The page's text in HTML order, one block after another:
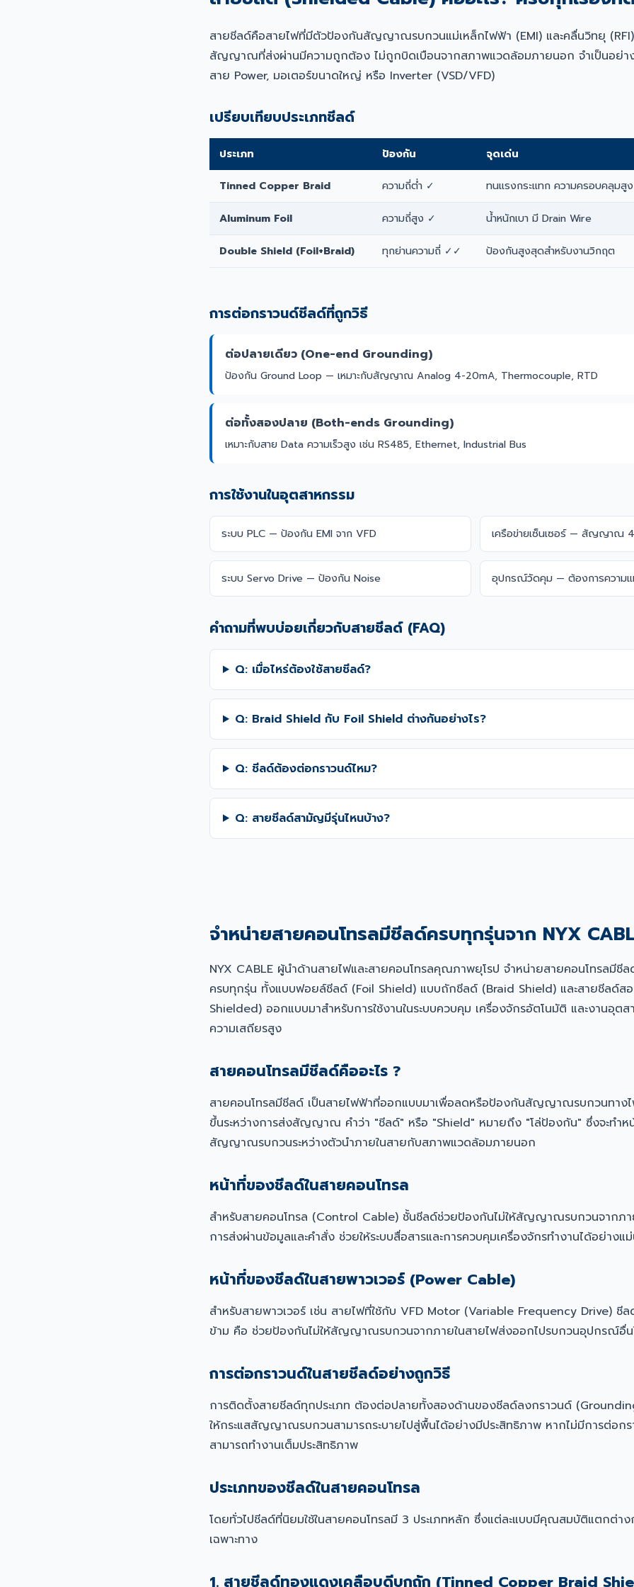
สายชีลด์คือสายไฟที่มีตัวป้องกันสัญญาณรบกวนแม่เหล็กไฟฟ้า (EMI) และคลื่นวิทยุ
สัญญาณที่ส่งผ่านมีความถูกต้อง ไม่ถูกบิดเบือนจากสภาพแวดล้อมภายนอก จำเป็นอย่า
สาย Power, มอเตอร์ขนาดใหญ่ หรือ Inverter (VSD/VFD)
เปรียบเทียบประเภทชีลด์
ประเภท ป้องกัน จุดเด่น
Tinned Copper Braid ความถี่ต่ำ ✓ ทนแรงกระแทก ความครอบคลุมสูง
Aluminum Foil ความถี่สูง ✓ น้ำหนักเบา มี Drain Wire
Double Shield (Foil+Braid) ทุกย่านความถี่ ✓✓ ป้องกันสูงสุดสำหรับงานวิกฤต
การต่อกราวนด์ชีลด์ที่ถูกวิธี
ต่อปลายเดียว (One-end Grounding)
ป้องกัน Ground Loop — เหมาะกับสัญญาณ Analog 4-20mA, Thermocouple, RTD
ต่อทั้งสองปลาย (Both-ends Grounding)
เหมาะกับสาย Data ความเร็วสูง เช่น RS485, Ethernet, Industrial Bus
การใช้งานในอุตสาหกรรม
ระบบ PLC — ป้องกัน EMI จาก VFD เครือข่ายเซ็นเซอร์ — สัญญาณ
ระบบ Servo Drive — ป้องกัน Noise อุปกรณ์วัดคุม — ต้องการความ
คำถามที่พบบ่อยเกี่ยวกับสายชีลด์ (FAQ)
Q: เมื่อไหร่ต้องใช้สายชีลด์?
Q: Braid Shield กับ Foil Shield ต่างกันอย่างไร?
Q: ชีลด์ต้องต่อกราวนด์ไหม?
Q: สายชีลด์สามัญมีรุ่นไหนบ้าง?
จำหน่ายสายคอนโทรลมีชีลด์ครบทุกรุ่นจาก NYX
NYX CABLE ผู้นำด้านสายไฟและสายคอนโทรลคุณภาพยุโรป จำหน่ายสายคอนโทรลมีชี
ครบทุกรุ่น ทั้งแบบฟอยล์ชีลด์ (Foil Shield) แบบถักชีลด์ (Braid Shield) และสายชีลด์ส
Shielded) ออกแบบมาสำหรับการใช้งานในระบบควบคุม เครื่องจักรอัตโนมัติ และงานอุต
ความเสถียรสูง
สายคอนโทรลมีชีลด์คืออะไร ?
สายคอนโทรลมีชีลด์ เป็นสายไฟฟ้าที่ออกแบบมาเพื่อลดหรือป้องกันสัญญาณรบกวนทางไ
ขึ้นระหว่างการส่งสัญญาณ คำว่า "ชีลด์" หรือ "Shield" หมายถึง "โล่ป้องกัน" ซึ่งจะทำห
สัญญาณรบกวนระหว่างตัวนำภายในสายกับสภาพแวดล้อมภายนอก
หน้าที่ของชีลด์ในสายคอนโทรล
สำหรับสายคอนโทรล (Control Cable) ชั้นชีลด์ช่วยป้องกันไม่ให้สัญญาณรบกวนจากภา
การส่งผ่านข้อมูลและคำสั่ง ช่วยให้ระบบสื่อสารและการควบคุมเครื่องจักรทำงานได้อย่างแ
หน้าที่ของชีลด์ในสายพาวเวอร์ (Power Cable)
สำหรับสายพาวเวอร์ เช่น สายไฟที่ใช้กับ VFD Motor (Variable Frequency Drive) ชีล
ข้าม คือ ช่วยป้องกันไม่ให้สัญญาณรบกวนจากภายในสายไฟส่งออกไปรบกวนอุปกรณ์อื่น
การต่อกราวนด์ในสายชีลด์อย่างถูกวิธี
การติดตั้งสายชีลด์ทุกประเภท ต้องต่อปลายทั้งสองด้านของชีลด์ลงกราวนด์
ให้กระแสสัญญาณรบกวนสามารถระบายไปสู่พื้นได้อย่างมีประสิทธิภาพ หากไม่มีการต่อกร
สามารถทำงานเต็มประสิทธิภาพ
ประเภทของชีลด์ในสายคอนโทรล
โดยทั่วไปชีลด์ที่นิยมใช้ในสายคอนโทรลมี 3 ประเภทหลัก ซึ่งแต่ละแบบมีคุณสมบัติแตกต่าง
เฉพาะทาง
1. สายชีลด์ทองแดงเคลือบดีบุกถัก (Tinned Copper Braid